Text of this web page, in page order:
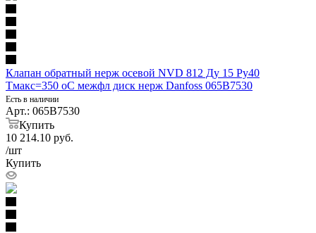
Клапан обратный нерж осевой NVD 812 Ду 15 Ру40
Тмакс=350 оС межфл диск нерж Danfoss 065B7530
Есть в наличии
Арт.: 065B7530
Купить
10 214.10 руб.
/шт
Купить